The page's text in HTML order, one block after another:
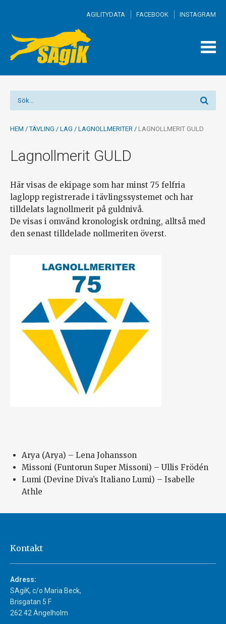
AGILITYDATA FACEBOOK INSTAGRAM
HEM /TÄVLING / LAG / LAGNOLLMERITER / LAGNOLLMERIT GULD
Lagnollmerit GULD
Här visas de ekipage som har minst 75 felfria
laglopp registrerade i tävlingssystemet och har
tilldelats lagnollmerit på guldnivå.
De visas i omvänd kronologisk ordning, alltså med
den senast tilldelade nollmeriten överst.
Arya (Arya) – Lena Johansson
Missoni (Funtorun Super Missoni) – Ullis Frödén
Lumi (Devine Diva’s Italiano Lumi) – Isabelle
Athle
Kontakt
Adress:
SAgiK, c/o Maria Beck,
Brisgatan 5 F
262 42 Ängelholm